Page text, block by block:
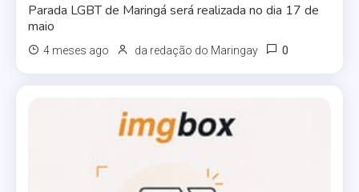
Parada LGBT de Maringá será realizada no dia 17 de
maio
4 meses ago da redação do Maringay 0